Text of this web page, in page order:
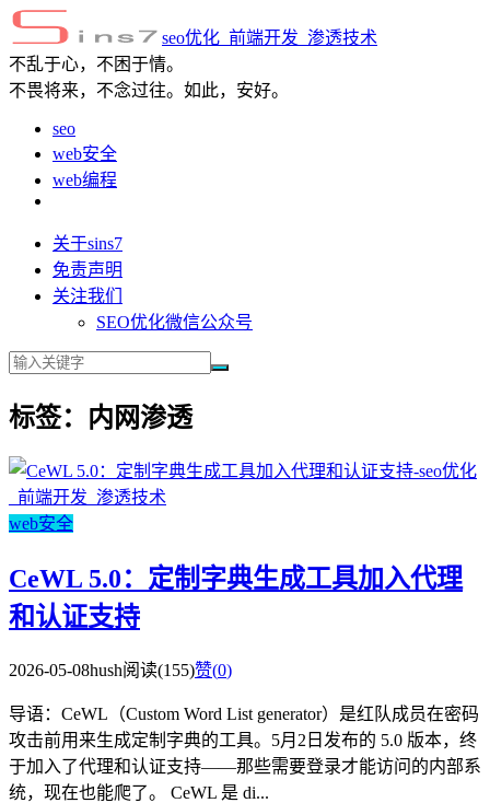
seo优化_前端开发_渗透技术
不乱于心，不困于情。
不畏将来，不念过往。如此，安好。
seo
web安全
web编程
关于sins7
免责声明
关注我们
SEO优化微信公众号
标签：内网渗透
web安全
CeWL 5.0：定制字典生成工具加入代理
和认证支持
2026-05-08hush阅读(155)赞(0)
导语：CeWL（Custom Word List generator）是红队成员在密码
攻击前用来生成定制字典的工具。5月2日发布的 5.0 版本，终
于加入了代理和认证支持——那些需要登录才能访问的内部系
统，现在也能爬了。 CeWL 是 di...